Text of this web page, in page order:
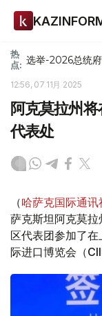
热
点: 选举-2026总统府
12:56, 07 11月 2025
阿克莫拉州
代表处
（哈萨克国际通讯
萨克斯坦阿克莫拉
区代表团参加了
际进口博览会（